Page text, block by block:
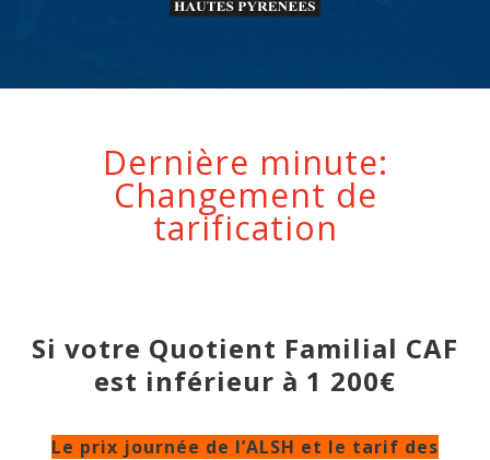
Dernière minute:
Changement de
tarification
Si votre Quotient Familial CAF
est inférieur à 1 200€
Le prix journée de l’ALSH et le tarif des